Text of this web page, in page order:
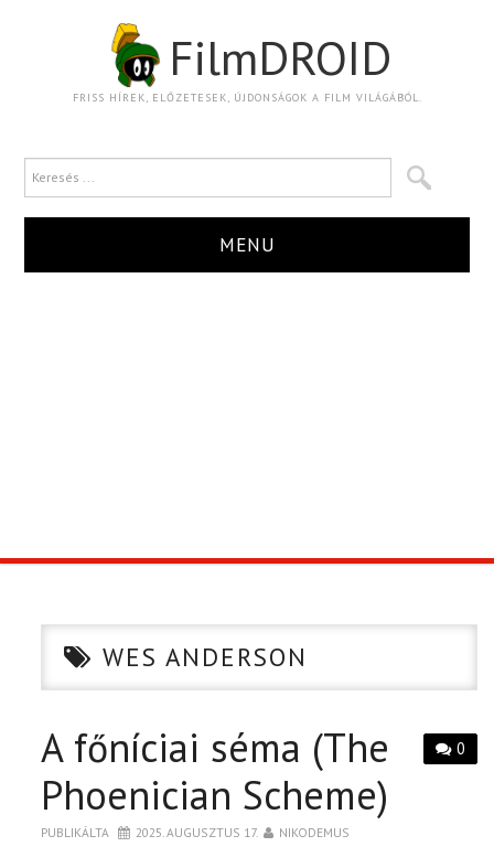
FilmDROID
FRISS HÍREK, ELŐZETESEK, ÚJDONSÁGOK A FILM VILÁGÁBÓL.
MENU
CIKK
PÓLÓ RENDELÉS
WES ANDERSON
0
A főníciai séma (The
Phoenician Scheme)
PUBLIKÁLTA 2025. AUGUSZTUS 17. NIKODEMUS